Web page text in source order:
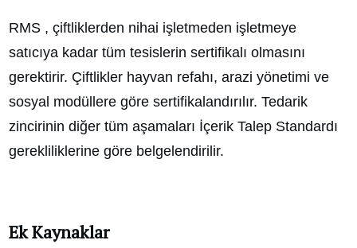
RMS , çiftliklerden nihai işletmeden işletmeye
satıcıya kadar tüm tesislerin sertifikalı olmasını
gerektirir. Çiftlikler hayvan refahı, arazi yönetimi ve
sosyal modüllere göre sertifikalandırılır. Tedarik
zincirinin diğer tüm aşamaları İçerik Talep Standardı
gerekliliklerine göre belgelendirilir.
Ek Kaynaklar